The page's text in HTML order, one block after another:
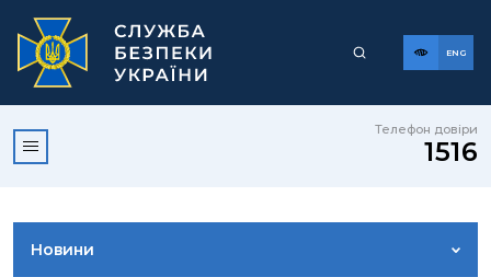
ENG
Телефон довіри
1516
Новини